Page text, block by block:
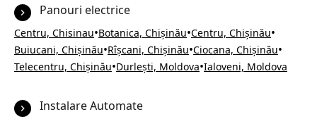
Panouri electrice
Centru, Chisinau•Botanica, Chișinău•Centru, Chișinău•
Buiucani, Chișinău•Rîșcani, Chișinău•Ciocana, Chișinău•
Telecentru, Chișinău•Durlești, Moldova•Ialoveni, Moldova
Instalare Automate